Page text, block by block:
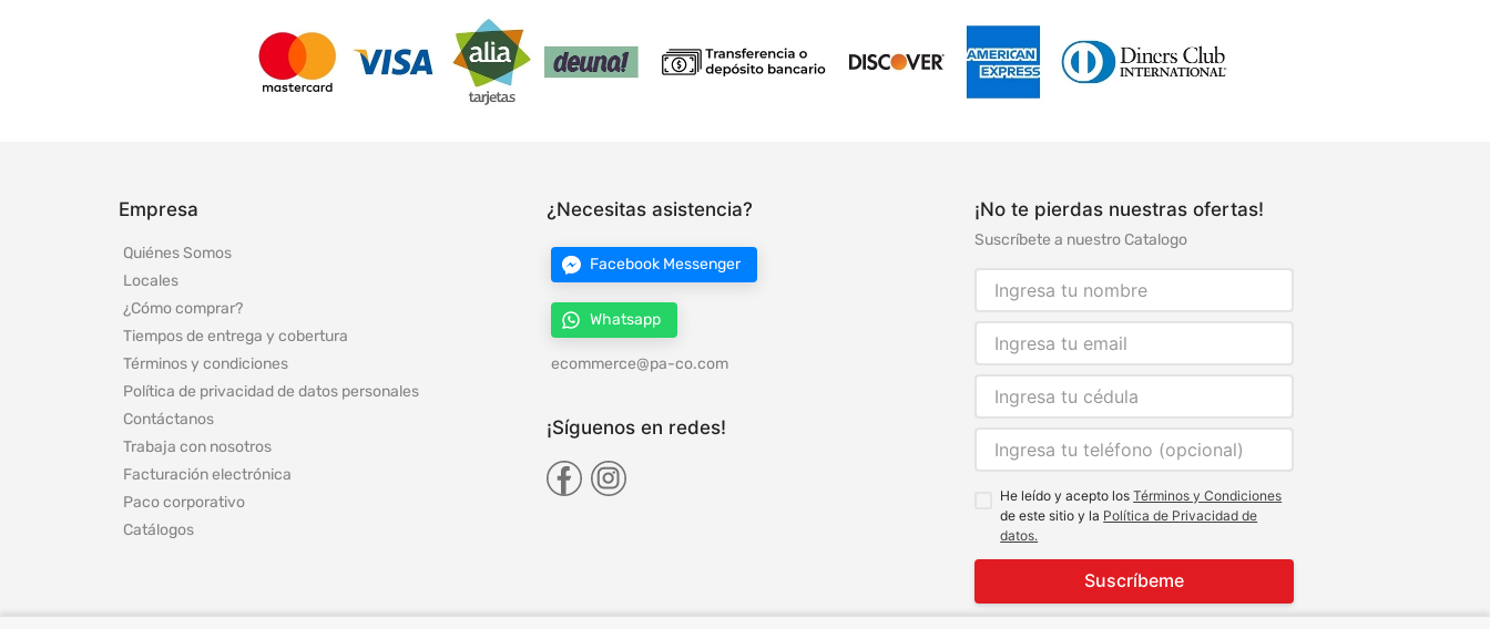
Empresa
Quiénes Somos
Locales
¿Cómo comprar?
Tiempos de entrega y cobertura
Términos y condiciones
Política de privacidad de datos personales
Contáctanos
Trabaja con nosotros
Facturación electrónica
Paco corporativo
Catálogos
¿Necesitas asistencia?
Facebook Messenger
Whatsapp
ecommerce@pa-co.com
¡Síguenos en redes!
¡No te pierdas nuestras ofertas!
Suscríbete a nuestro Catalogo
He leído y acepto losTérminos y Condiciones
de este sitio y la Política de Privacidad de
datos.
Suscríbeme